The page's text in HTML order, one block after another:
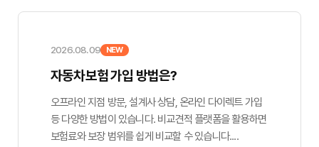
2026.08.09 NEW
자동차보험 가입 방법은?
오프라인 지점 방문, 설계사 상담, 온라인 다이렉트 가입
등 다양한 방법이 있습니다. 비교견적 플랫폼을 활용하면
보험료와 보장 범위를 쉽게 비교할 수 있습니다....